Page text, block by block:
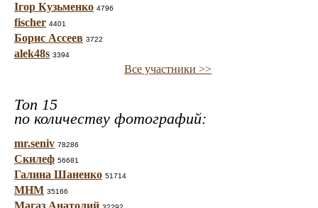
Ігор Кузьменко 4796
fischer 4401
Борис Ассеев 3722
alek48s 3394
Все участники >>
Топ 15
по количеству фотографий:
mr.seniv 78286
Скилеф 56681
Галина Шаненко 51714
МНМ 35166
Магаз Анатолий